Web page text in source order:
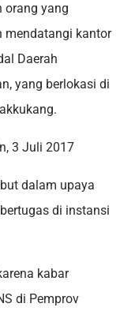
orang yang
mendatangi kantor
Daerah
yang berlokasi di
3 Juli 2017
dalam upaya
di instansi
kabar
di Pemprov